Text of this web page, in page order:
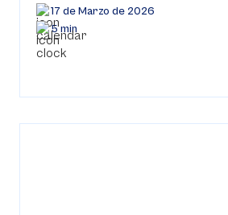
17 de Marzo de 2026
5 min